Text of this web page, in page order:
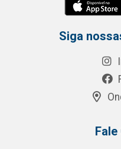
Siga